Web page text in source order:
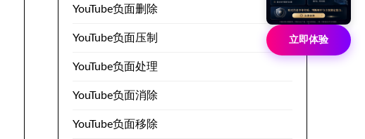
YouTube负面删除
YouTube负面压制
YouTube负面处理
YouTube负面消除
YouTube负面移除
立即体验